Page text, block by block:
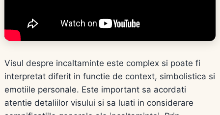
Visul despre incaltaminte este complex si poate fi
interpretat diferit in functie de context, simbolistica si
emotiile personale. Este important sa acordati
atentie detaliilor visului si sa luati in considerare